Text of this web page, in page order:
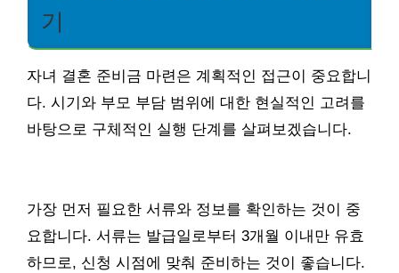
기
자녀 결혼 준비금 마련은 계획적인 접근이 중요합니
다. 시기와 부모 부담 범위에 대한 현실적인 고려를
바탕으로 구체적인 실행 단계를 살펴보겠습니다.
가장 먼저 필요한 서류와 정보를 확인하는 것이 중
요합니다. 서류는 발급일로부터 3개월 이내만 유효
하므로, 신청 시점에 맞춰 준비하는 것이 좋습니다.